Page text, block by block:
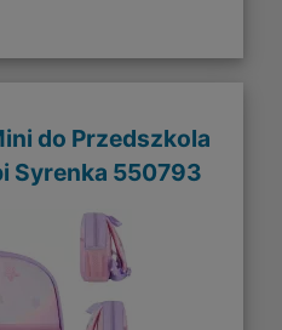
do Przedszkola
Syrenka 550793